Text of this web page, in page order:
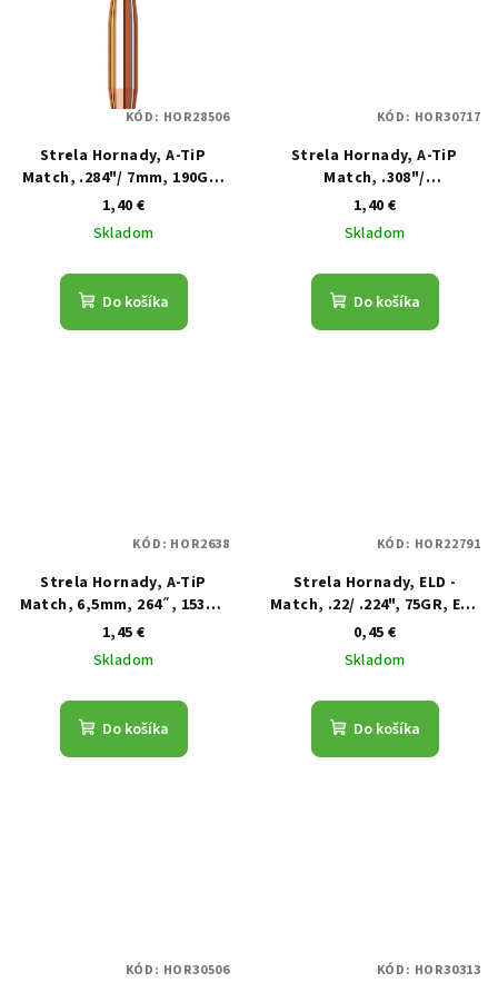
Strela Hornady, A-TiP
Match, .284"/ 7mm, 190GR,
minimálne stúpanie 1:8"
1,40 €
Skladom
Do košíka
KÓD: HOR28506
Strela Hornady, A-TiP
Match, .308"/
7,62mm,176GR, minimálne
stúpanie 1:12"
1,40 €
Skladom
Do košíka
KÓD: HOR30717
Strela Hornady, A-TiP
Match, 6,5mm, 264˝, 153GR
minimálne stúpanie 1:8˝
1,45 €
Skladom
Do košíka
KÓD: HOR2638
Strela Hornady, ELD -
Match, .22/ .224", 75GR, ELD
Match
0,45 €
Skladom
Do košíka
KÓD: HOR22791
KÓD: HOR30506 KÓD: HOR30313